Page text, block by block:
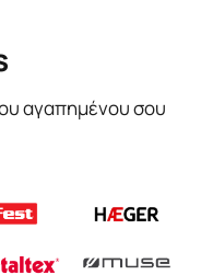
αγαπημένου σου